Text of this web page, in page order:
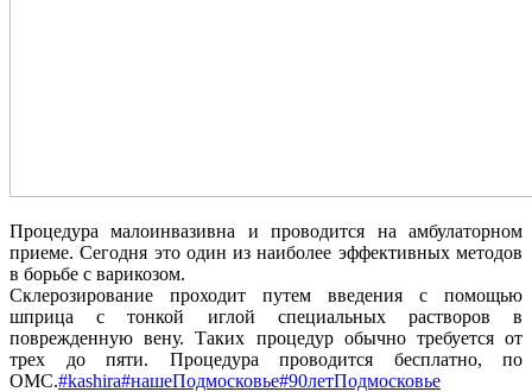
Процедура малоинвазивна и проводится на амбулаторном
приеме. Сегодня это один из наиболее эффективных методов
в борьбе с варикозом.
Склерозирование проходит путем введения с помощью
шприца с тонкой иглой специальных растворов в
поврежденную вену. Таких процедур обычно требуется от
трех до пяти. Процедура проводится бесплатно, по
ОМС.#kashira#нашеПодмосковье#90летПодмосковье